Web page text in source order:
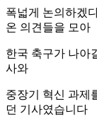
폭넓게 논의하겠
온 의견들을 모아
한국 축구가 나아
사와
중장기 혁신 과제
던 기사였습니다